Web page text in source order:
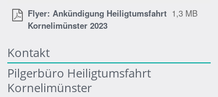
Flyer: Ankündigung Heiligtumsfahrt
Kornelimünster 2023
1,3 MB
Kontakt
Pilgerbüro Heiligtumsfahrt
Kornelimünster